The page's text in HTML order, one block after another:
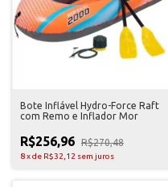
Bote Inflável Hydro-Force Raft
com Remo e Inflador Mor
R$256,96 R$270,48
8xde R$32,12 sem juros